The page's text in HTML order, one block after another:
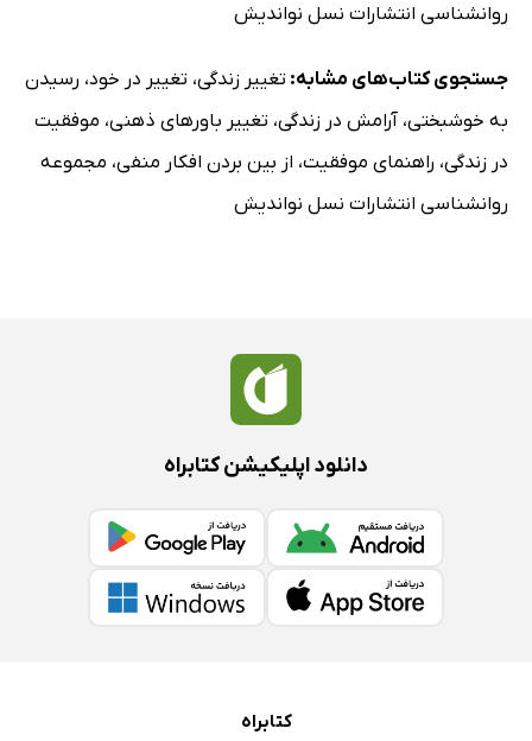
روانشناسی انتشارات نسل نواندیش
جستجوی کتاب‌های مشابه: تغییر زندگی، تغییر در خود، رسیدن
به خوشبختی، آرامش در زندگی، تغییر باورهای ذهنی، موفقیت
در زندگی، راهنمای موفقیت، از بین بردن افکار منفی، مجموعه
روانشناسی انتشارات نسل نواندیش
دانلود اپلیکیشن کتابراه
کتابراه